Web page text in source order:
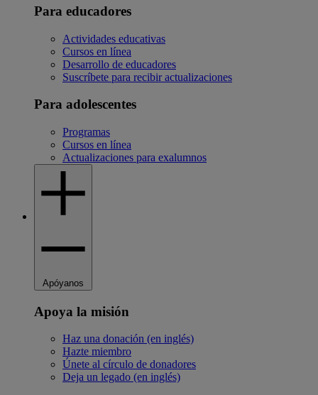
Para educadores
Actividades educativas
Cursos en línea
Desarrollo de educadores
Suscríbete para recibir actualizaciones
Para adolescentes
Programas
Cursos en línea
Actualizaciones para exalumnos
Apóyanos
Apoya la misión
Haz una donación (en inglés)
Hazte miembro
Únete al círculo de donadores
Deja un legado (en inglés)